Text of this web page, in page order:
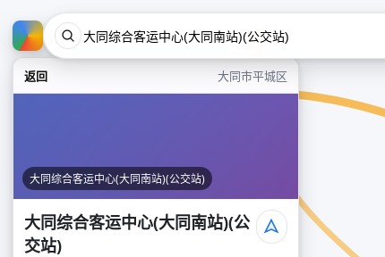
返回 大同市平城区
大同综合客运中心(大同南站)(公交站)
大同综合客运中心(大同南站)(公
交站)